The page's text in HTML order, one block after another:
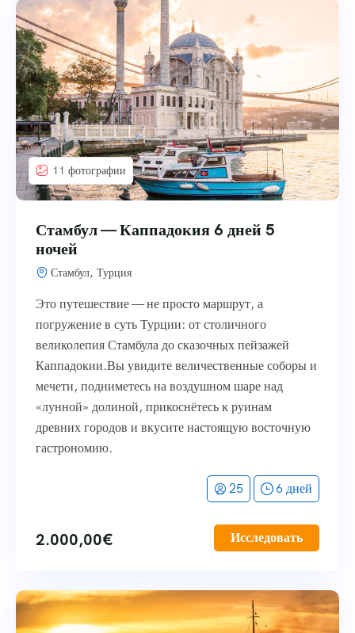
11 фотографии
Стамбул — Каппадокия 6 дней 5
ночей
Стамбул, Турция
Это путешествие — не просто маршрут, а
погружение в суть Турции: от столичного
великолепия Стамбула до сказочных пейзажей
Каппадокии.Вы увидите величественные соборы и
мечети, подниметесь на воздушном шаре над
«лунной» долиной, прикоснётесь к руинам
древних городов и вкусите настоящую восточную
гастрономию.
25 6 дней
2.000,00€ Исследовать